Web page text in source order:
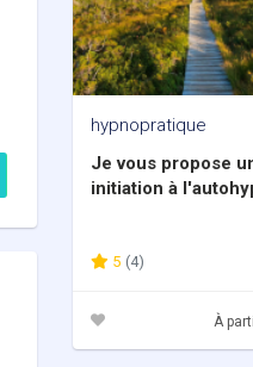
hypnopratique
Je vous propose
initiation à
5 (4)
À